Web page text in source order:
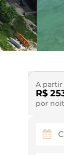
A partir
R$
por